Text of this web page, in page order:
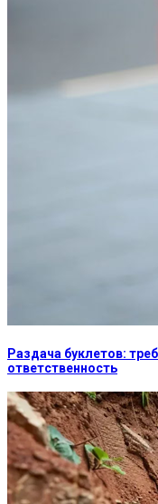
Раздача буклетов:
ответственность